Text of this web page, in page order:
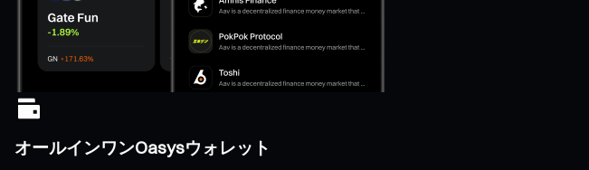
オールインワンOasysウォレット